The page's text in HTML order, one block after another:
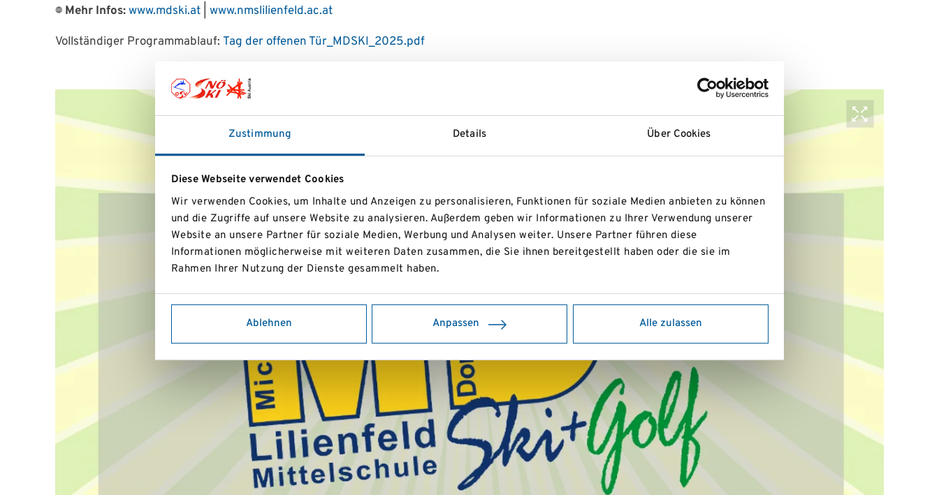
Zustimmung Details Über Cookies
Diese Webseite verwendet Cookies
Wir verwenden Cookies, um Inhalte und Anzeigen zu personalisieren, Funktionen für soziale Medien anbieten zu können
und die Zugriffe auf unsere Website zu analysieren. Außerdem geben wir Informationen zu Ihrer Verwendung unserer
Website an unsere Partner für soziale Medien, Werbung und Analysen weiter. Unsere Partner führen diese
Informationen möglicherweise mit weiteren Daten zusammen, die Sie ihnen bereitgestellt haben oder die sie im
Rahmen Ihrer Nutzung der Dienste gesammelt haben.
Ablehnen Anpassen Alle zulassen
🌐 Mehr Infos: www.mdski.at| www.nmslilienfeld.ac.at
Vollständiger Programmablauf: Tag der offenen Tür_MDSKI_2025.pdf